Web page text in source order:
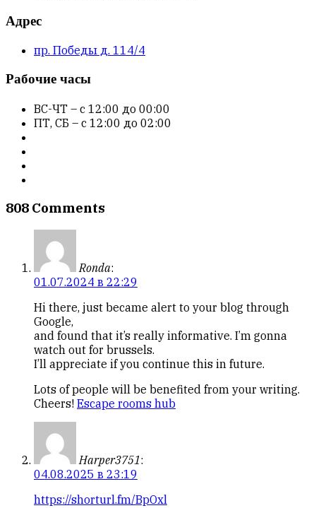
Адрес
пр. Победы д. 114/4
Рабочие часы
ВС-ЧТ – с 12:00 до 00:00
ПТ, СБ – с 12:00 до 02:00
808 Comments
Ronda:
01.07.2024 в 22:29
Hi there, just became alert to your blog through
Google,
and found that it’s really informative. I’m gonna
watch out for brussels.
I’ll appreciate if you continue this in future.
Lots of people will be benefited from your writing.
Cheers! Escape rooms hub
Harper3751:
04.08.2025 в 23:19
https://shorturl.fm/BpOxl